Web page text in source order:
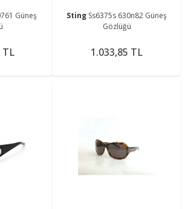
Güneş
TL
Sting Ss6375s 630n82 Güneş
Gözlüğü
1.033,85 TL